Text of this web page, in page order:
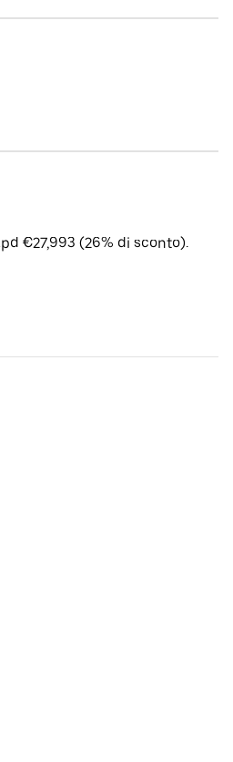
€27,993 (26% di sconto).